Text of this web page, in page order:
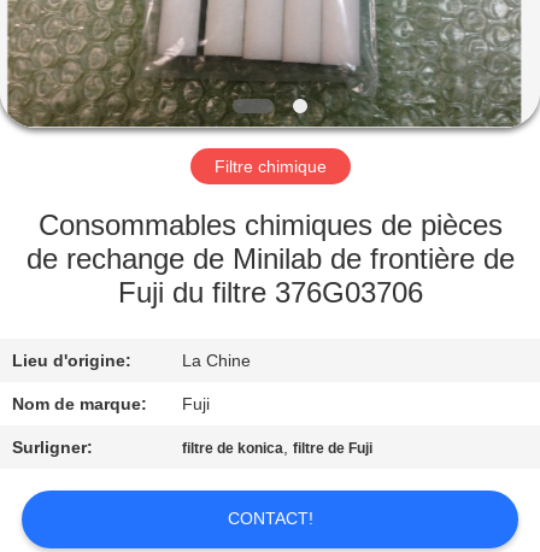
A
PROPOS
DE
NOUS
VISITE
DE
L'USINE
CONTRÔLE
DE
LA
QUALITÉ
Filtre chimique
Consommables chimiques de pièces
de rechange de Minilab de frontière de
Fuji du filtre 376G03706
Lieu d'origine: La Chine
Nom de marque: Fuji
Surligner: filtre de konica,filtre de Fuji
CONTACT!